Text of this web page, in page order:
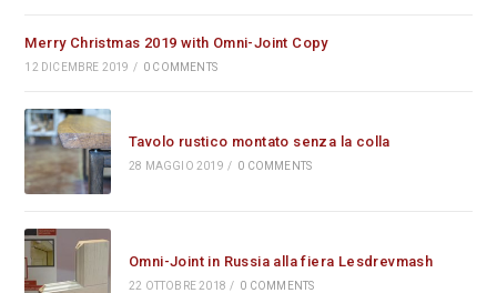
Merry Christmas 2019 with Omni-Joint Copy
12 DICEMBRE 2019 / 0 COMMENTS
Tavolo rustico montato senza la colla
28 MAGGIO 2019 / 0 COMMENTS
Omni-Joint in Russia alla fiera Lesdrevmash
22 OTTOBRE 2018 / 0 COMMENTS